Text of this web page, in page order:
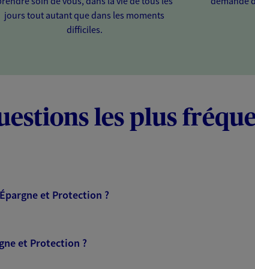
jours tout autant que dans les moments
difficiles.
les plus
et Protection ?
et Protection ?